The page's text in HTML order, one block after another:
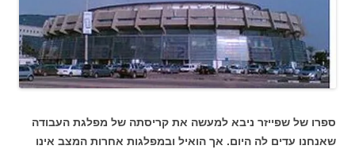
ספרו של שפייזר ניבא למעשה את קריסתה של מפלגת העבודה
שאנחנו עדים לה היום. אך הואיל ובמפלגות אחרות המצב אינו